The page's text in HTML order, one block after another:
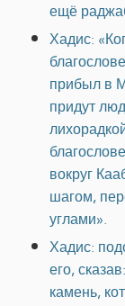
ещё
Хадис:
прибыл в
придут
вокруг
шагом,
углами».
Хадис:
его,
камень,